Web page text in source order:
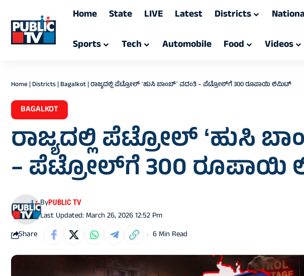
Home State LIVE Latest Districts
Sports
Tech Automobile Food Videos
Home |Districts|Bagalkot|ರಾಜ್ಯದಲ್ಲಿ ಪೆಟ್ರೋಲ್ ʻಹುಸಿ ಬಾಂಬ್ʼ ವದಂತಿ – ಪೆಟ್ರೋಲ್‌ಗೆ 300 ರೂಪಾಯಿ ಲಿಮಿಟ್
BAGALKOT
ರಾಜ್ಯದಲ್ಲಿ ಪೆಟ್ರೋಲ್ ʻಹುಸಿ
– ಪೆಟ್ರೋಲ್‌ಗೆ 300
Last Updated: March 26, 2026 12:52 Pm
ByPUBLIC TV
Share 6 Min Read